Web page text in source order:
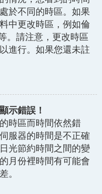
於不同的時區。如果
中更改時區，例如倫
。請注意，更改時區
進行。如果您還未註
示錯誤！
時區而時間依然錯
服器的時間是不正確
光節約時間之間的變
月份裡時間有可能會
。